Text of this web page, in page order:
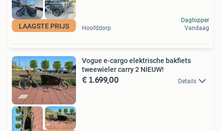
LAAGSTE PRIJS Hoofddorp
Dagtopper
Vandaag
Vogue e-cargo elektrische bakfiets
tweewieler carry 2 NIEUW!
€ 1.699,00 Details